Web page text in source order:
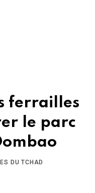
ferrailles
le parc
DU TCHAD